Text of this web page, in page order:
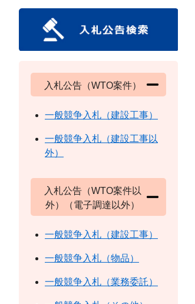
入札公告（WTO案件）
一般競争入札（建設工事）
一般競争入札（建設工事以
外）
入札公告（WTO案件以
外）（電子調達以外）
一般競争入札（建設工事）
一般競争入札（物品）
一般競争入札（業務委託）